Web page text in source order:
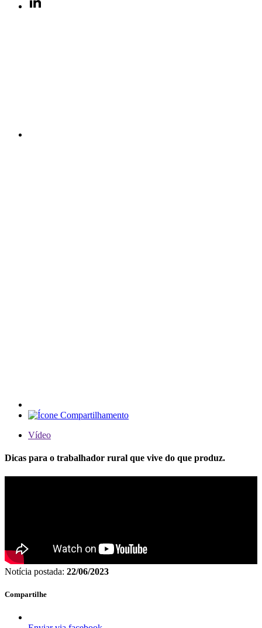
Vídeo
Dicas para o trabalhador rural que vive do que produz.
Notícia postada: 22/06/2023
Compartilhe